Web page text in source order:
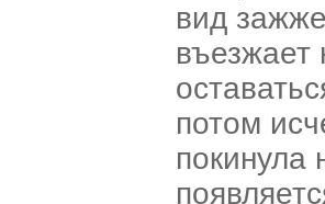
вид
потом
покинула